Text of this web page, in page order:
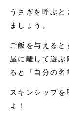
うさぎを呼ぶ
ましょう。
ご飯を与える
屋に離して遊ぶ
ると「自分の名
スキンシップ
よ！